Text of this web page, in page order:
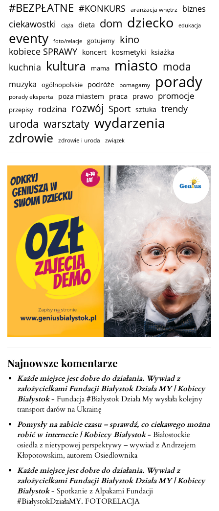
#BEZPŁATNE #KONKURS aranżacja wnętrz biznes
ciekawostki ciąża dieta dom dziecko edukacja
eventy foto/relacje gotujemy kino
kobiece SPRAWY koncert kosmetyki ksiażka
kuchnia kultura mama miasto moda
muzyka ogólnopolskie podróże pomagamy porady
porady eksperta poza miastem praca prawo promocje
przepisy rodzina rozwój Sport sztuka trendy
uroda warsztaty wydarzenia
zdrowie zdrowie i uroda związek
Najnowsze komentarze
Każde miejsce jest dobre do działania. Wywiad z
założycielkami Fundacji Białystok Działa MY | Kobiecy
Białystok- Fundacja #Białystok Działa My wysłała kolejny
transport darów na Ukrainę
Pomysły na zabicie czasu – sprawdź, co ciekawego można
robić w internecie | Kobiecy Białystok- Białostockie
osiedla z nietypowej perspektywy – wywiad z Andrzejem
Kłopotowskim, autorem Osiedlownika
Każde miejsce jest dobre do działania. Wywiad z
założycielkami Fundacji Białystok Działa MY | Kobiecy
Białystok- Spotkanie z Alpakami Fundacji
#BiałystokDziałaMY. FOTORELACJA